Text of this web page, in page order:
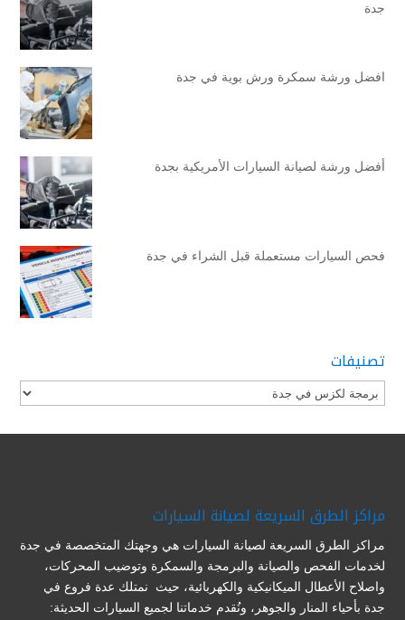
جدة
افضل ورشة سمكرة ورش بوية في جدة
أفضل ورشة لصيانة السيارات الأمريكية بجدة
فحص السيارات مستعملة قبل الشراء في جدة
تصنيفات
تصنيفات
مراكز الطرق السريعة لصيانة السيارات
مراكز الطرق السريعة لصيانة السيارات هي وجهتك المتخصصة في جدة
لخدمات الفحص والصيانة والبرمجة والسمكرة وتوضيب المحركات،
واصلاح الأعطال الميكانيكية والكهربائية، حيث نمتلك عدة فروع في
جدة بأحياء المنار والجوهر، ونُقدم خدماتنا لجميع السيارات الحديثة: